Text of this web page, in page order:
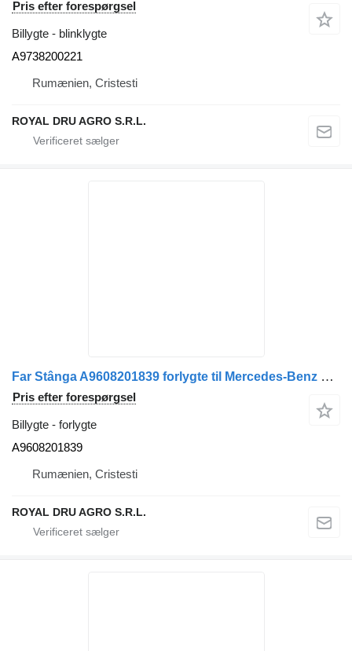
Pris efter forespørgsel
Billygte - blinklygte
A9738200221
Rumænien, Cristesti
ROYAL DRU AGRO S.R.L.
Far Stânga A9608201839 forlygte til Mercedes-Benz Cod 9608201839 lastbil
Pris efter forespørgsel
Billygte - forlygte
A9608201839
Rumænien, Cristesti
ROYAL DRU AGRO S.R.L.